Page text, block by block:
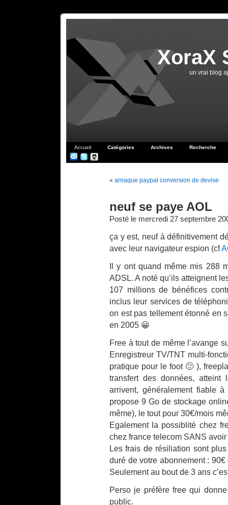
XoraX
un vrai blog
Accueil Catégories Archives Recherche
« arnaque paypal conversion de devise
neuf se paye AOL
Posté le mercredi 27 septembre
ça y est, neuf à définitivement
avec leur navigateur espion (cf
Il y ont quand même mis 288
ADSL. A noté qu’ils atteignent
107 millions de bénéfices
inclus leur services de
on est pas tellement étonné en
en 2005 😀
Free à tout de même l’avange
Enregistreur TV/TNT multi-
pratique pour le foot 🙂 ),
transfert des données, atteint
arrivent, généralement fiable
propose 9 Go de stockage
même), le tout pour 30€/mois
Egalement la possiblité chez
chez france telecom SANS
Les frais de résiliation sont
duré de votre abonnement :
Seulement au bout de 3 ans
Perso je préfère free qui
public.